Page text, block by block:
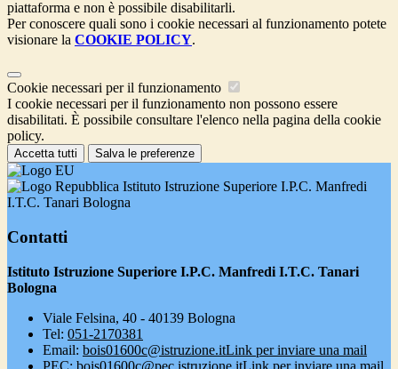
piattaforma e non è possibile disabilitarli.
Per conoscere quali sono i cookie necessari al funzionamento potete
visionare la COOKIE POLICY.
Cookie necessari per il funzionamento
I cookie necessari per il funzionamento non possono essere
disabilitati. È possibile consultare l'elenco nella pagina della cookie
policy.
Accetta tutti Salva le preferenze
Istituto Istruzione Superiore I.P.C. Manfredi
I.T.C. Tanari Bologna
Contatti
Istituto Istruzione Superiore I.P.C. Manfredi I.T.C. Tanari
Bologna
Viale Felsina, 40 - 40139 Bologna
Tel: 051-2170381
Email: bois01600c@istruzione.itLink per inviare una mail
PEC: bois01600c@pec.istruzione.itLink per inviare una mail